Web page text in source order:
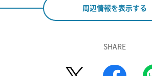
周辺情報を表示する
SHARE